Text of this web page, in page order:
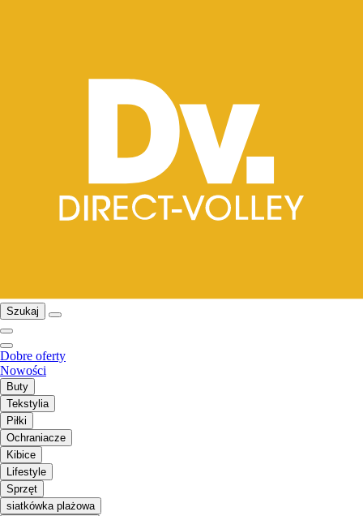
Szukaj
Dobre oferty
Nowości
Buty
Tekstylia
Piłki
Ochraniacze
Kibice
Lifestyle
Sprzęt
siatkówka plażowa